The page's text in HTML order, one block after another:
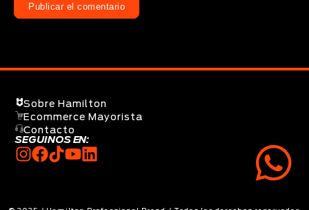
Sobre Hamilton
Ecommerce Mayorista
Contacto
SEGUINOS EN: